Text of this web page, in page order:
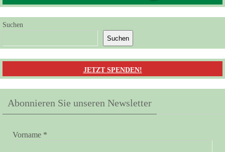
Suchen
Suchen
JETZT SPENDEN!
Abonnieren Sie unseren Newsletter
Vorname *